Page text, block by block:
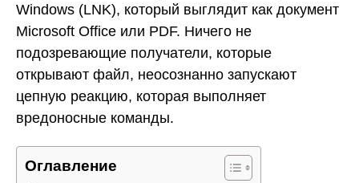
Windows (LNK), который выглядит как документ
Microsoft Office или PDF. Ничего не
подозревающие получатели, которые
открывают файл, неосознанно запускают
цепную реакцию, которая выполняет
вредоносные команды.
Оглавление